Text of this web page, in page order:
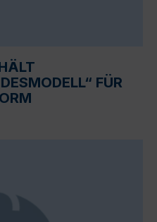
FÜR